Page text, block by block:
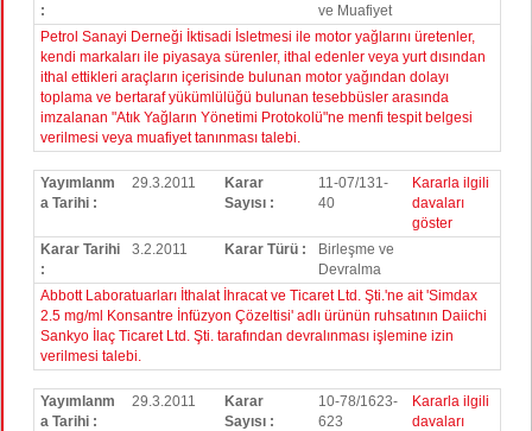
:
ve Muafiyet
Petrol Sanayi Derneği İktisadi İsletmesi ile motor yağlarını üretenler,
kendi markaları ile piyasaya sürenler, ithal edenler veya yurt dısından
ithal ettikleri araçların içerisinde bulunan motor yağından dolayı
toplama ve bertaraf yükümlülüğü bulunan tesebbüsler arasında
imzalanan "Atık Yağların Yönetimi Protokolü"ne menfi tespit belgesi
verilmesi veya muafiyet tanınması talebi.
Yayımlanm
a Tarihi :
29.3.2011
Karar
Sayısı :
11-07/131-
40
Kararla ilgili
davaları
göster
Karar Tarihi
:
3.2.2011 Karar Türü :
Birleşme ve
Devralma
Abbott Laboratuarları İthalat İhracat ve Ticaret Ltd. Şti.'ne ait 'Simdax
2.5 mg/ml Konsantre İnfüzyon Çözeltisi' adlı ürünün ruhsatının Daiichi
Sankyo İlaç Ticaret Ltd. Şti. tarafından devralınması işlemine izin
verilmesi talebi.
Yayımlanm
a Tarihi :
29.3.2011
Karar
Sayısı :
10-78/1623-
623
Kararla ilgili
davaları